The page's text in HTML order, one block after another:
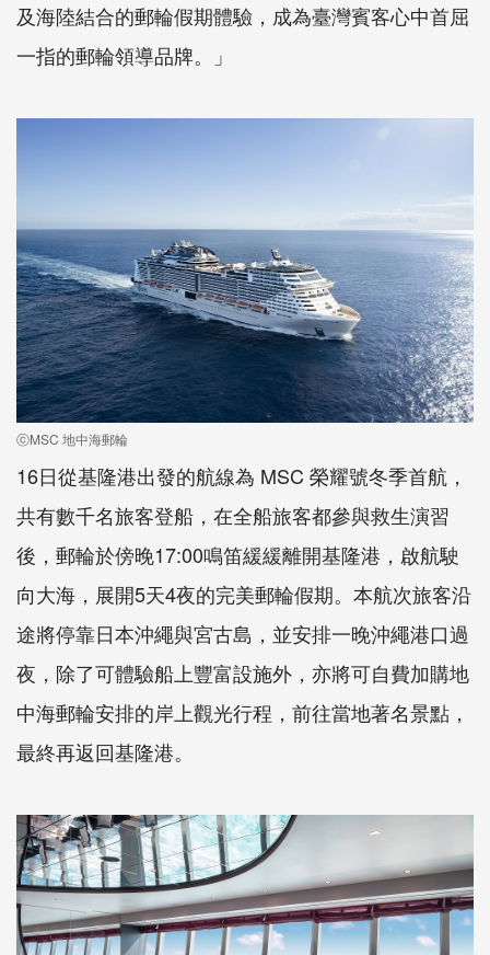
及海陸結合的郵輪假期體驗，成為臺灣賓客心中首屈
一指的郵輪領導品牌。」
ⓒMSC 地中海郵輪
16日從基隆港出發的航線為 MSC 榮耀號冬季首航，
共有數千名旅客登船，在全船旅客都參與救生演習
後，郵輪於傍晚17:00鳴笛緩緩離開基隆港，啟航駛
向大海，展開5天4夜的完美郵輪假期。本航次旅客沿
途將停靠日本沖繩與宮古島，並安排一晚沖繩港口過
夜，除了可體驗船上豐富設施外，亦將可自費加購地
中海郵輪安排的岸上觀光行程，前往當地著名景點，
最終再返回基隆港。